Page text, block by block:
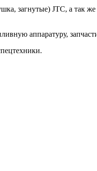
загнутые) JTC, а так же
аппаратуру,